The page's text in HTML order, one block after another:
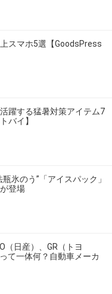
スマホ5選【GoodsPress
躍する猛暑対策アイテム7
バイ】
氷のう”「アイスパック」
登場
（日産）、GR（トヨ
て一体何？自動車メーカ